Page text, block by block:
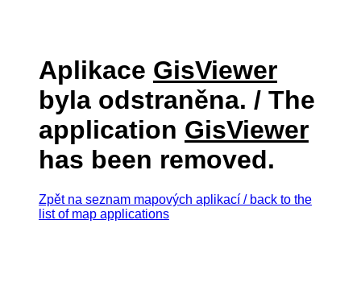
Aplikace GisViewer
byla odstraněna. / The
application GisViewer
has been removed.
Zpět na seznam mapových aplikací / back to the
list of map applications